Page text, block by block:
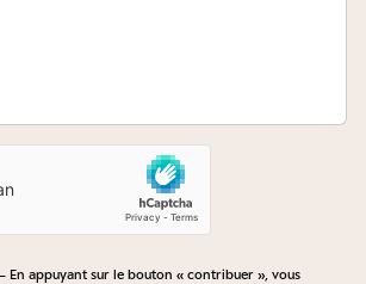
En appuyant sur le bouton « contribuer », vous